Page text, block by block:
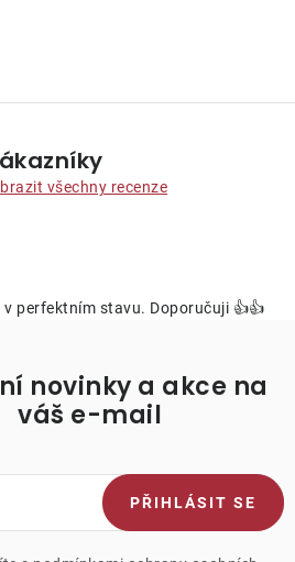
všechny recenze
perfektním stavu. Doporučuji 👍👍
novinky a akce na
váš e-mail
PŘIHLÁSIT SE